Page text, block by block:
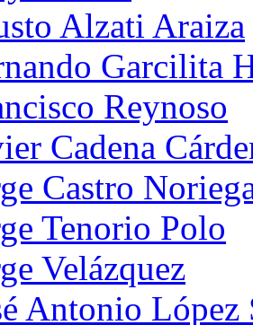
Alzati Araiza
Garcilita
Reynoso
Cadena
Castro
Tenorio Polo
Velázquez
Antonio López